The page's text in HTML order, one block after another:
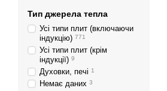
Тип джерела тепла
Усі типи плит (включаючи
індукцію) 771
Усі типи плит (крім
індукції) 9
Духовки, печі 1
Немає даних 3